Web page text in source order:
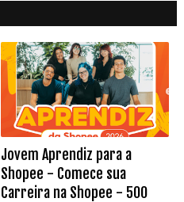
Jovem Aprendiz para a
Shopee - Comece sua
Carreira na Shopee - 500